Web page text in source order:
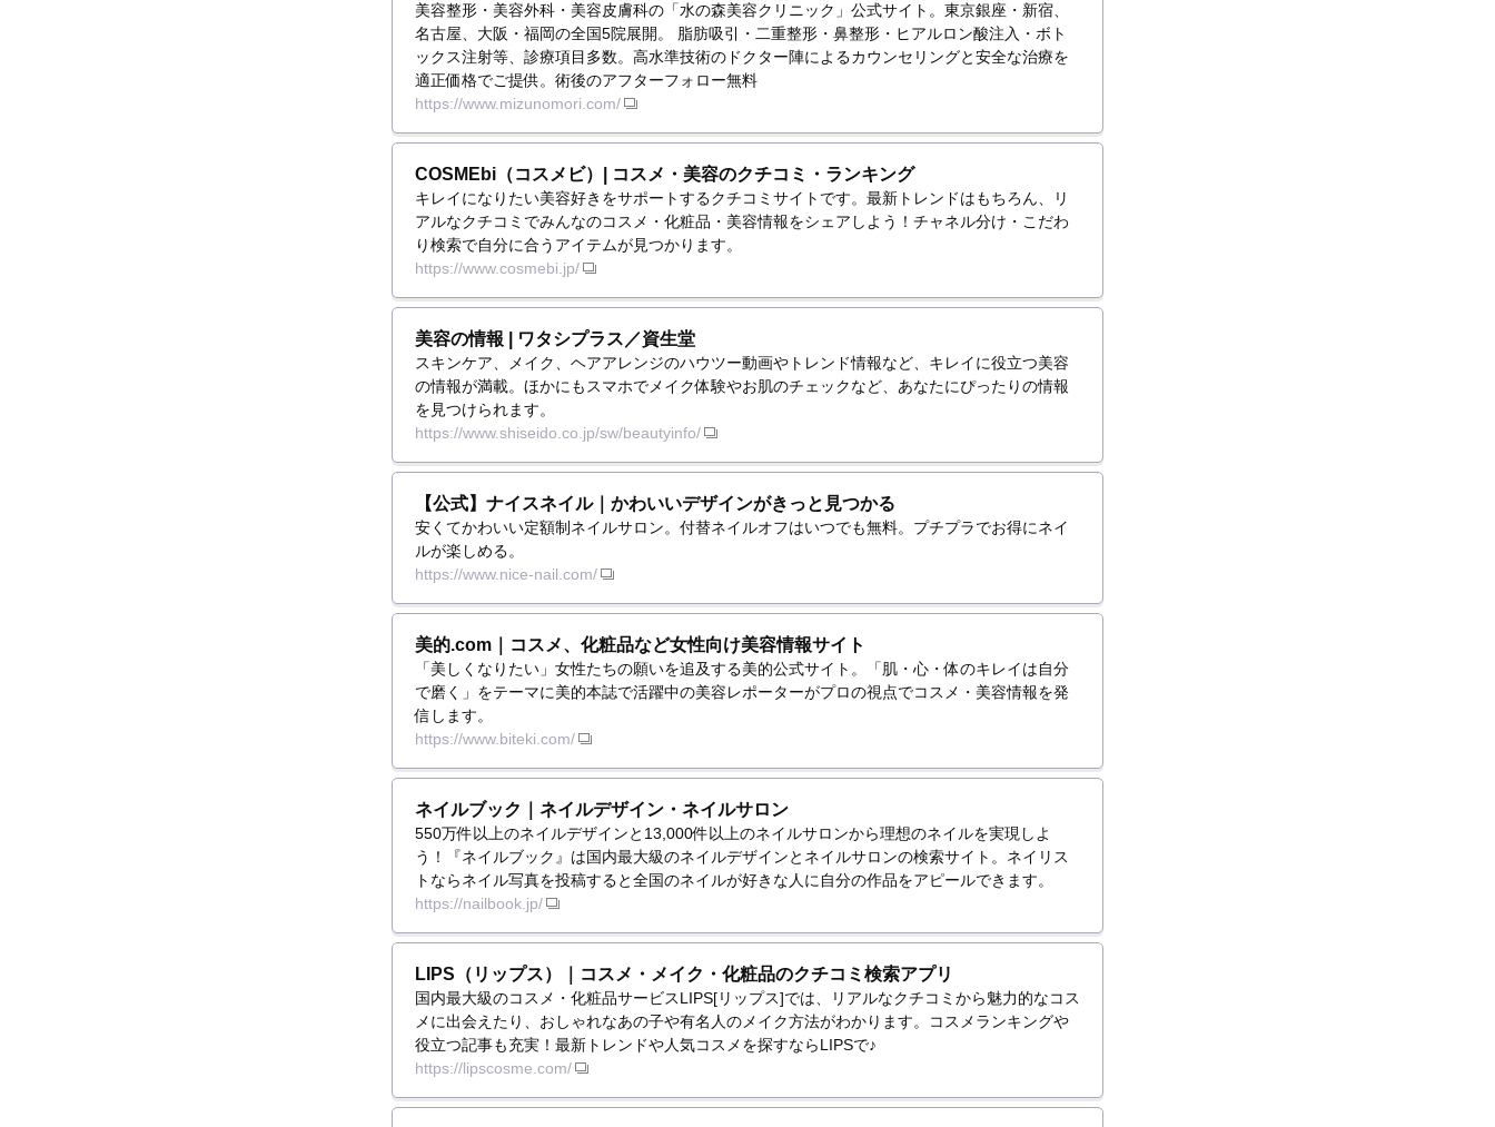
美容整形・美容外科・美容皮膚科の「水の森美容クリニック」公式サイト。東京銀座・新宿、
名古屋、大阪・福岡の全国5院展開。 脂肪吸引・二重整形・鼻整形・ヒアルロン酸注入・ボト
ックス注射等、診療項目多数。高水準技術のドクター陣によるカウンセリングと安全な治療を
適正価格でご提供。術後のアフターフォロー無料
https://www.mizunomori.com/
COSMEbi（コスメビ）| コスメ・美容のクチコミ・ランキング
キレイになりたい美容好きをサポートするクチコミサイトです。最新トレンドはもちろん、リ
アルなクチコミでみんなのコスメ・化粧品・美容情報をシェアしよう！チャネル分け・こだわ
り検索で自分に合うアイテムが見つかります。
https://www.cosmebi.jp/
美容の情報 | ワタシプラス／資生堂
スキンケア、メイク、ヘアアレンジのハウツー動画やトレンド情報など、キレイに役立つ美容
の情報が満載。ほかにもスマホでメイク体験やお肌のチェックなど、あなたにぴったりの情報
を見つけられます。
https://www.shiseido.co.jp/sw/beautyinfo/
【公式】ナイスネイル｜かわいいデザインがきっと見つかる
安くてかわいい定額制ネイルサロン。付替ネイルオフはいつでも無料。プチプラでお得にネイ
ルが楽しめる。
https://www.nice-nail.com/
美的.com｜コスメ、化粧品など女性向け美容情報サイト
「美しくなりたい」女性たちの願いを追及する美的公式サイト。「肌・心・体のキレイは自分
で磨く」をテーマに美的本誌で活躍中の美容レポーターがプロの視点でコスメ・美容情報を発
信します。
https://www.biteki.com/
ネイルブック｜ネイルデザイン・ネイルサロン
550万件以上のネイルデザインと13,000件以上のネイルサロンから理想のネイルを実現しよ
う！『ネイルブック』は国内最大級のネイルデザインとネイルサロンの検索サイト。ネイリス
トならネイル写真を投稿すると全国のネイルが好きな人に自分の作品をアピールできます。
https://nailbook.jp/
LIPS（リップス）｜コスメ・メイク・化粧品のクチコミ検索アプリ
国内最大級のコスメ・化粧品サービスLIPS[リップス]では、リアルなクチコミから魅力的なコス
メに出会えたり、おしゃれなあの子や有名人のメイク方法がわかります。コスメランキングや
役立つ記事も充実！最新トレンドや人気コスメを探すならLIPSで♪
https://lipscosme.com/